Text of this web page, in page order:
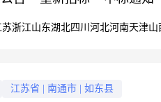
苏浙江山东湖北四川 河北河南天津山
江苏省 南通市 如东县